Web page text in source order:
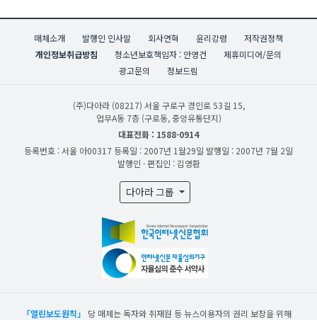
매체소개 발행인 인사말 회사연혁 윤리강령
저작권정책
개인정보취급방침
청소년보호책임자 : 안영건
제휴미디어/문의
광고문의
정보드림
(주)다아라 (08217) 서울 구로구 경인로 53길 15,
업무A동 7층 (구로동, 중앙유통단지)
대표전화 : 1588-0914
등록번호 : 서울 아00317 등록일 : 2007년 1월29일 발행일 : 2007년 7월 2일
발행인 · 편집인 : 김영환
다아라 그룹
「열린보도원칙」 당 매체는 독자와 취재원 등 뉴스이용자의 권리 보장을 위해